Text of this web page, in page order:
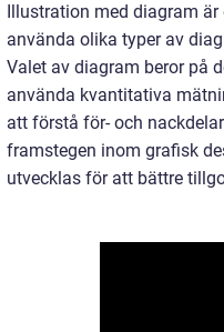
Illustration med diagram
använda olika typer av
Valet av diagram beror på
använda kvantitativa
att förstå för- och
framstegen inom grafisk
utvecklas för att bättre